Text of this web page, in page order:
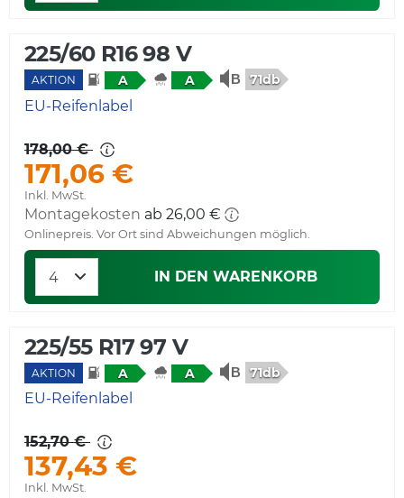
225/60 R16 98 V
AKTION A A 71db
EU-Reifenlabel
178,00 €
171,06 €
Inkl. MwSt.
Montagekosten ab 26,00 €
Onlinepreis. Vor Ort sind Abweichungen möglich.
IN DEN WARENKORB
225/55 R17 97 V
AKTION A A 71db
EU-Reifenlabel
152,70 €
137,43 €
Inkl. MwSt.